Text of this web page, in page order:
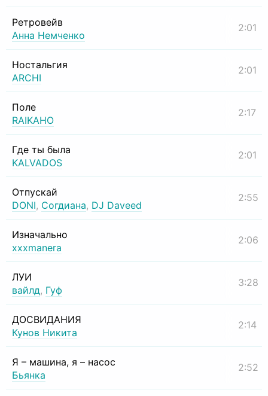
Ретровейв
Анна Немченко
2:01
Ностальгия
ARCHI
2:01
Поле
RAIKAHO
2:17
Где ты была
KALVADOS
2:01
Отпускай
DONI, Согдиана, DJ Daveed
2:55
Изначально
xxxmanera
2:06
ЛУИ
вайлд, Гуф
3:28
ДОСВИДАНИЯ
Кунов Никита
2:14
Я – машина, я – насос
Бьянка
2:52